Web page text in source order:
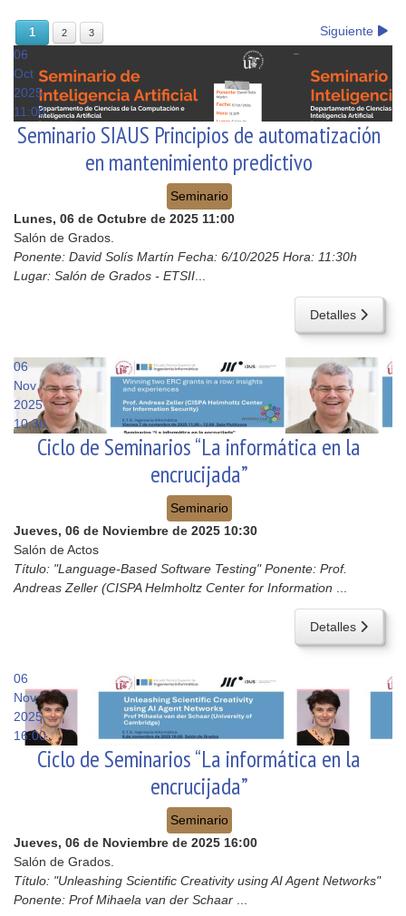
1 2 3
Siguiente
06
Oct
2025
11:00
Seminario SIAUS Principios de automatización
en mantenimiento predictivo
Seminario
Lunes, 06 de Octubre de 2025 11:00
Salón de Grados.
Ponente: David Solís Martín Fecha: 6/10/2025 Hora: 11:30h
Lugar: Salón de Grados - ETSII
Detalles
06
Nov
2025
10:30
Ciclo de Seminarios “La informática en la
encrucijada”
Seminario
Jueves, 06 de Noviembre de 2025 10:30
Salón de Actos
Título: "Language-Based Software Testing" Ponente: Prof.
Andreas Zeller (CISPA Helmholtz Center for Information
Detalles
06
Nov
2025
16:00
Ciclo de Seminarios “La informática en la
encrucijada”
Seminario
Jueves, 06 de Noviembre de 2025 16:00
Salón de Grados.
Título: "Unleashing Scientific Creativity using AI Agent Networks"
Ponente: Prof Mihaela van der Schaar